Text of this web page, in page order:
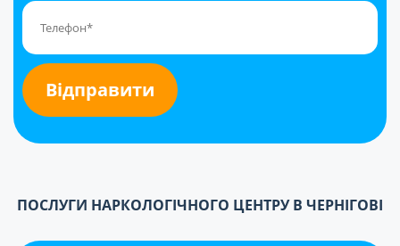
ПОСЛУГИ НАРКОЛОГІЧНОГО ЦЕНТРУ В ЧЕРНІГОВІ